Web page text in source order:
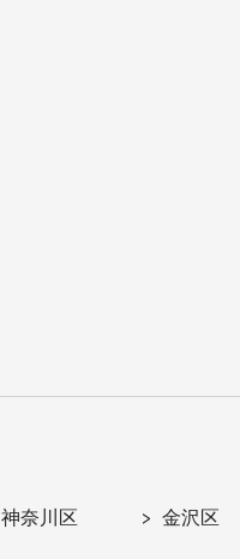
神奈川区 金沢区